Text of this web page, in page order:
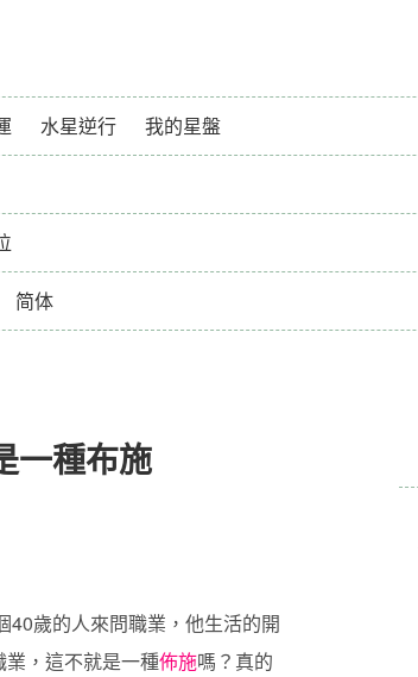
水星逆行 我的星盤
简体
一種布施
40歲的人來問職業，他生活的開
，這不就是一種佈施嗎？真的